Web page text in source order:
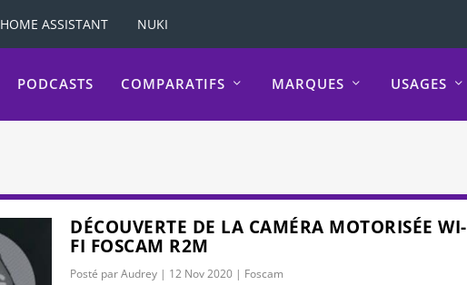
HOME ASSISTANT NUKI
PODCASTS COMPARATIFS MARQUES USAGES
DÉCOUVERTE DE LA CAMÉRA MOTORISÉE WI-
FI FOSCAM R2M
Posté parAudrey | 12 Nov 2020 | Foscam